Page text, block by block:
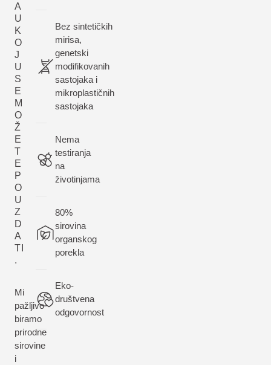
A
U
K
O
J
U
S
E
M
O
Ž
E
T
E
P
O
U
Z
D
A
TI
.
Mi
pažljivo
biramo
prirodne
sirovine
i
Bez sintetičkih
mirisa,
genetski
modifikovanih
sastojaka i
mikroplastičnih
sastojaka
Nema
testiranja
na
životinjama
80%
sirovina
organskog
porekla
Eko-
društvena
odgovornost